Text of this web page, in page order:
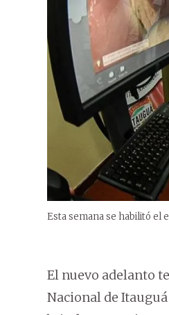
Esta semana se habilitó el
El nuevo adelanto
Nacional de